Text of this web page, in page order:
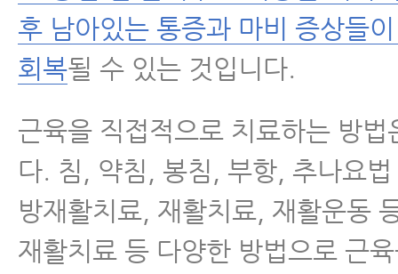
후 남아있는 통증과 마비 증상들
회복될 수 있는 것입니다.
근육을 직접적으로 치료하는 방법
다. 침, 약침, 봉침, 부항, 추나요
방재활치료, 재활치료, 재활운동
재활치료 등 다양한 방법으로 근